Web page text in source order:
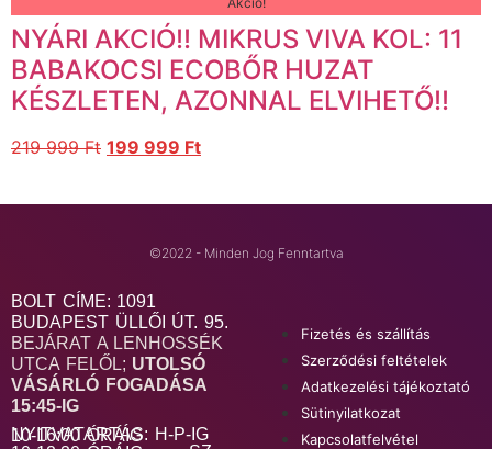
NYÁRI AKCIÓ!! MIKRUS VIVA KOL: 11
BABAKOCSI ECOBŐR HUZAT
KÉSZLETEN, AZONNAL ELVIHETŐ!!
219 999Ft 199 999 Ft
©2022 - Minden Jog Fenntartva
BOLT CÍME: 1091
BUDAPEST ÜLLŐI ÚT. 95.
BEJÁRAT A LENHOSSÉK
UTCA FELŐL; UTOLSÓ
VÁSÁRLÓ FOGADÁSA
15:45-IG
NYITVATARTÁS: H-P-IG 10-16:00 ÓRÁIG
Fizetés és szállítás
Szerződési feltételek
Adatkezelési tájékoztató
Sütinyilatkozat
Kapcsolatfelvétel